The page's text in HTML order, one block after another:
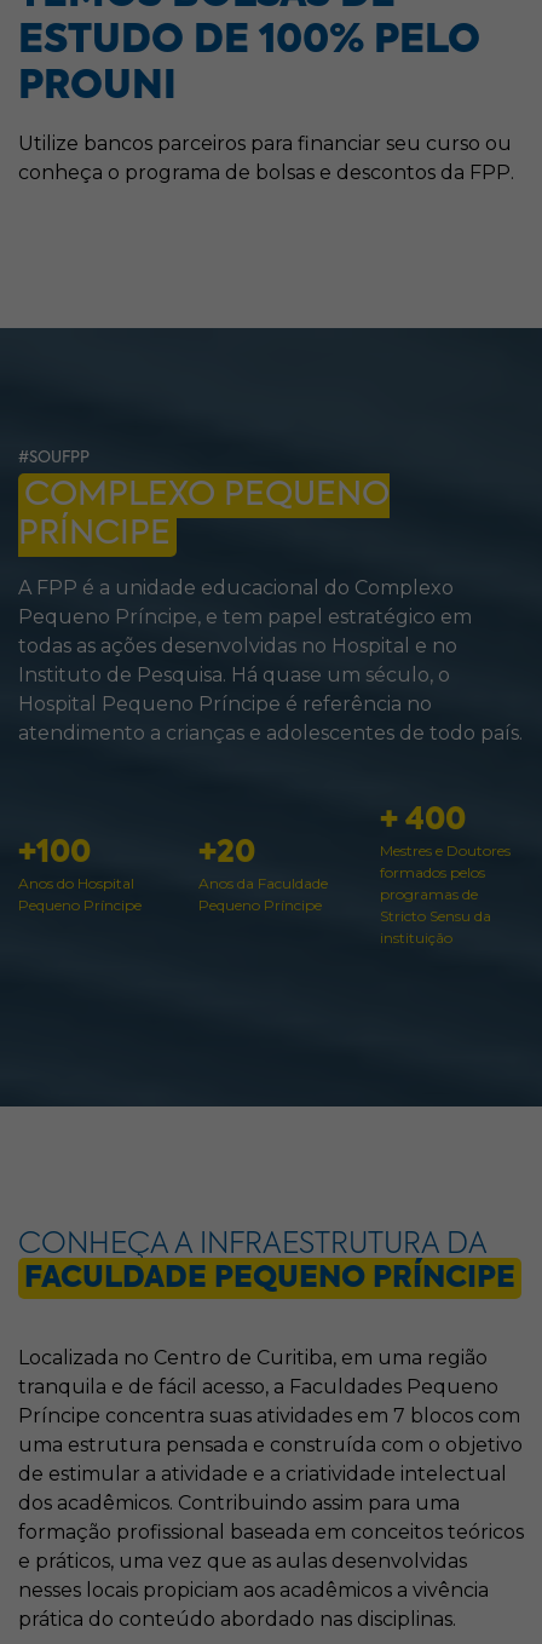
– Gerente de Projetos de Software;
– Administração de Banco de Dados.
ESTUDO DE 100% PELO
PROUNI
Utilize bancos parceiros para financiar seu curso ou
conheça o programa de bolsas e descontos da FPP.
#SOUFPP
COMPLEXO PEQUENO
PRÍNCIPE
A FPP é a unidade educacional do Complexo
Pequeno Príncipe, e tem papel estratégico em
todas as ações desenvolvidas no Hospital e no
Instituto de Pesquisa. Há quase um século, o
Hospital Pequeno Príncipe é referência no
atendimento a crianças e adolescentes de todo país.
+100
Anos do Hospital
Pequeno Príncipe
+20
Anos da Faculdade
Pequeno Príncipe
+ 400
Mestres e Doutores
formados pelos
programas de
Stricto Sensu da
instituição
CONHEÇA A INFRAESTRUTURA DA
FACULDADE PEQUENO PRÍNCIPE
Localizada no Centro de Curitiba, em uma região
tranquila e de fácil acesso, a Faculdades Pequeno
Príncipe concentra suas atividades em 7 blocos com
uma estrutura pensada e construída com o objetivo
de estimular a atividade e a criatividade intelectual
dos acadêmicos. Contribuindo assim para uma
formação profissional baseada em conceitos teóricos
e práticos, uma vez que as aulas desenvolvidas
nesses locais propiciam aos acadêmicos a vivência
prática do conteúdo abordado nas disciplinas.